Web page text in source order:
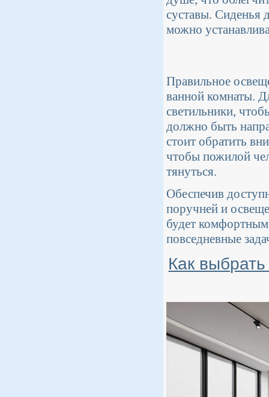
суставы.
можно
Правильное
ванной комнаты.
светильники,
должно быть
стоит обратить
чтобы пожилой
тянуться.
Обеспечив
поручней и
будет
повседневные
Как